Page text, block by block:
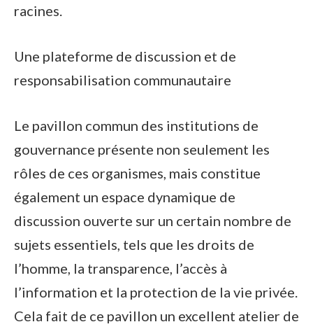
racines.
Une plateforme de discussion et de
responsabilisation communautaire
Le pavillon commun des institutions de
gouvernance présente non seulement les
rôles de ces organismes, mais constitue
également un espace dynamique de
discussion ouverte sur un certain nombre de
sujets essentiels, tels que les droits de
l’homme, la transparence, l’accès à
l’information et la protection de la vie privée.
Cela fait de ce pavillon un excellent atelier de